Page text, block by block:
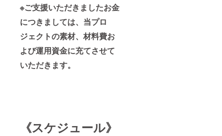
※ご支援いただきましたお金
につきましては、当プロ
ジェクトの素材、材料費お
よび運用資金に充てさせて
いただきます。
《スケジュール》